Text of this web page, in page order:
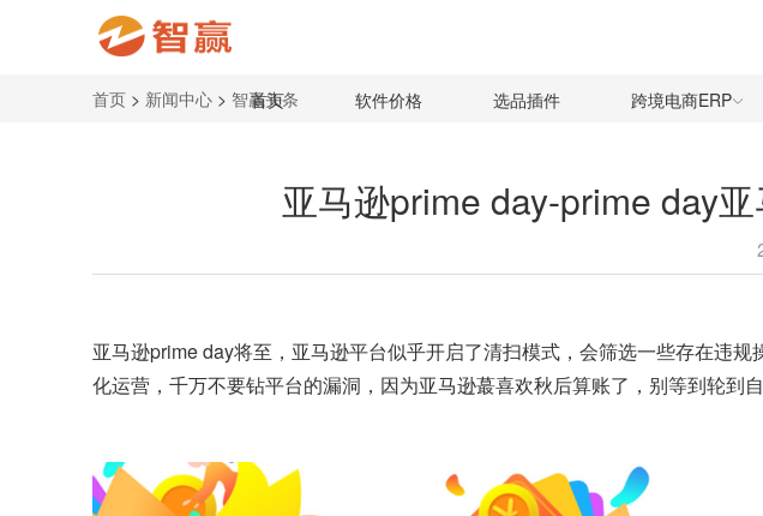
首页 软件价格 选品插件 跨境电商ERP
首页 > 新闻中心 > 智赢头条
亚马逊prime day-prime day
亚马逊prime day将至， 亚马逊平台似乎开启了清扫模式，会筛选一些存在违
化运营，千万不要钻平台的漏洞，因为亚马逊蕞喜欢秋后算账了，别等到轮到自